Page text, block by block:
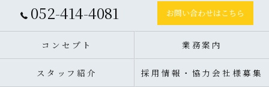
052-414-4081 お問い合わせはこちら
コンセプト 業務案内
スタッフ紹介 採用情報・協力会社様募集